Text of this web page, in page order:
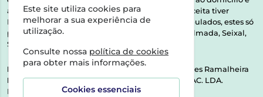
através da internet. Medicamentos | Se na sua receita tiver
MSRM, MNSRM, MSRMV ou Medicamentos Manipulados, estes só
podem ser entregues nos seguintes concelhos: Almada, Seixal,
Sesimbra, Oeiras e Lisboa.
Direção Técnica:
Dra. Raquel Alexandra Fernandes Ramalheira
NIPC:513064133 | ASPAS E NÚMEROS SOC. FARMAC. LDA.
Rua dos Castanheiros 5 AB Feijó2810-036 Almada
Este site utiliza cookies para
melhorar a sua experiência de
utilização.
Consulte nossa política de cookies
para obter mais informações.
Cookies essenciais